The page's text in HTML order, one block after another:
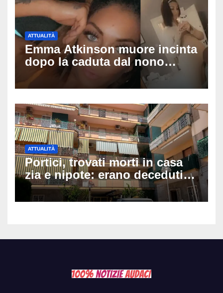
ATTUALITÀ
Emma Atkinson muore incinta
dopo la caduta dal nono
piano: la figlia nasce 30
minuti dopo e sta bene
ATTUALITÀ
Portici, trovati morti in casa
zia e nipote: erano deceduti
da giorni, il caldo tra le
ipotesi al vaglio